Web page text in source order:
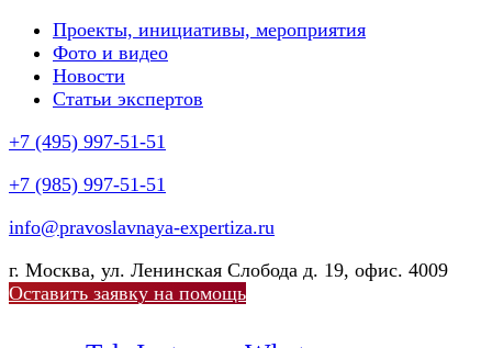
Проекты, инициативы, мероприятия
Фото и видео
Новости
Статьи экспертов
+7 (495) 997-51-51
+7 (985) 997-51-51
info@pravoslavnaya-expertiza.ru
г. Москва, ул. Ленинская Слобода д. 19, офис. 4009
Оставить заявку на помощь